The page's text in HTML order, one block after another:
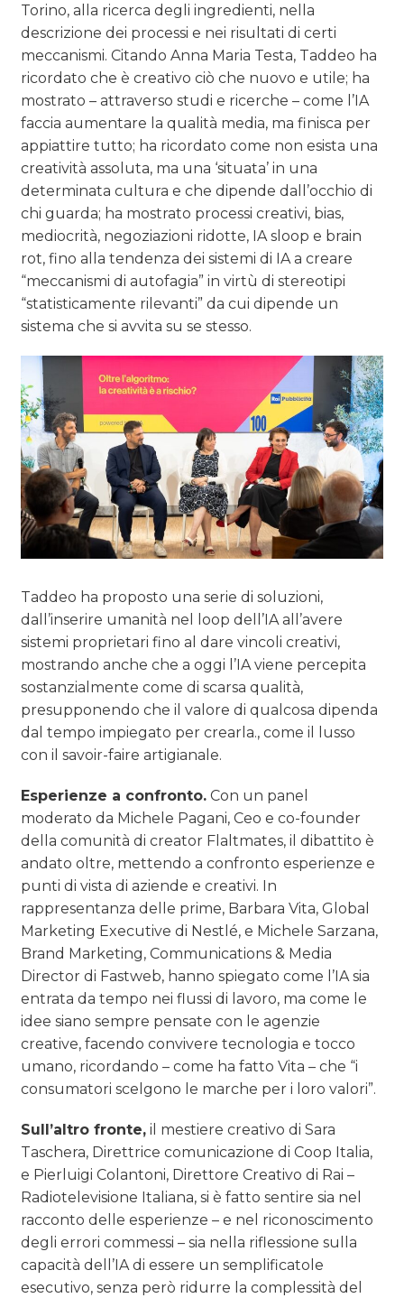
Torino, alla ricerca degli ingredienti, nella
descrizione dei processi e nei risultati di certi
meccanismi. Citando Anna Maria Testa, Taddeo ha
ricordato che è creativo ciò che nuovo e utile; ha
mostrato – attraverso studi e ricerche – come l’IA
faccia aumentare la qualità media, ma finisca per
appiattire tutto; ha ricordato come non esista una
creatività assoluta, ma una ‘situata’ in una
determinata cultura e che dipende dall’occhio di
chi guarda; ha mostrato processi creativi, bias,
mediocrità, negoziazioni ridotte, IA sloop e brain
rot, fino alla tendenza dei sistemi di IA a creare
“meccanismi di autofagia” in virtù di stereotipi
“statisticamente rilevanti” da cui dipende un
sistema che si avvita su se stesso.
Taddeo ha proposto una serie di soluzioni,
dall’inserire umanità nel loop dell’IA all’avere
sistemi proprietari fino al dare vincoli creativi,
mostrando anche che a oggi l’IA viene percepita
sostanzialmente come di scarsa qualità,
presupponendo che il valore di qualcosa dipenda
dal tempo impiegato per crearla., come il lusso
con il savoir-faire artigianale.
Esperienze a confronto. Con un panel
moderato da Michele Pagani, Ceo e co-founder
della comunità di creator Flaltmates, il dibattito è
andato oltre, mettendo a confronto esperienze e
punti di vista di aziende e creativi. In
rappresentanza delle prime, Barbara Vita, Global
Marketing Executive di Nestlé, e Michele Sarzana,
Brand Marketing, Communications & Media
Director di Fastweb, hanno spiegato come l’IA sia
entrata da tempo nei flussi di lavoro, ma come le
idee siano sempre pensate con le agenzie
creative, facendo convivere tecnologia e tocco
umano, ricordando – come ha fatto Vita – che “i
consumatori scelgono le marche per i loro valori”.
Sull’altro fronte, il mestiere creativo di Sara
Taschera, Direttrice comunicazione di Coop Italia,
e Pierluigi Colantoni, Direttore Creativo di Rai –
Radiotelevisione Italiana, si è fatto sentire sia nel
racconto delle esperienze – e nel riconoscimento
degli errori commessi – sia nella riflessione sulla
capacità dell’IA di essere un semplificatole
esecutivo, senza però ridurre la complessità del